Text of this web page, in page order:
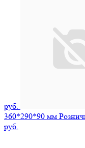
руб.
360*290*90 мм
руб.